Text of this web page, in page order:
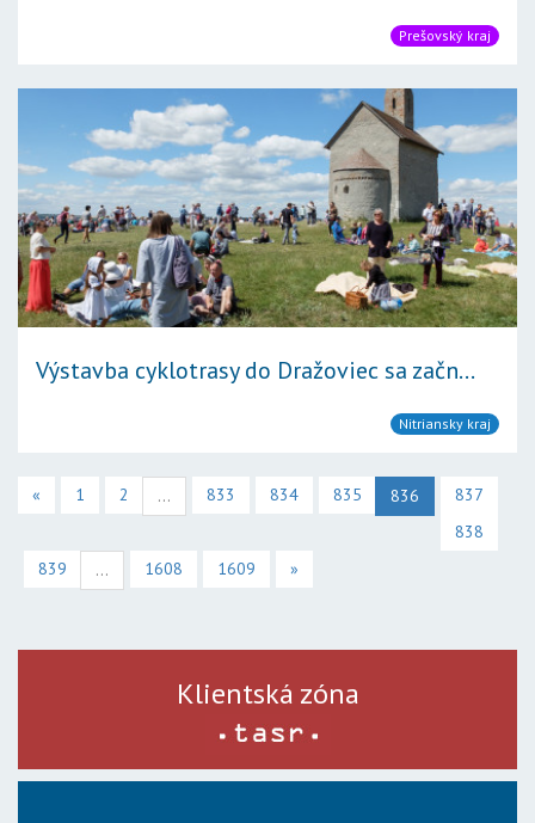
Prešovský kraj
Výstavba cyklotrasy do Dražoviec sa začn...
Nitriansky kraj
« 1 2 ... 833 834 835 836
837
838
839
... 1608 1609 »
Klientská zóna